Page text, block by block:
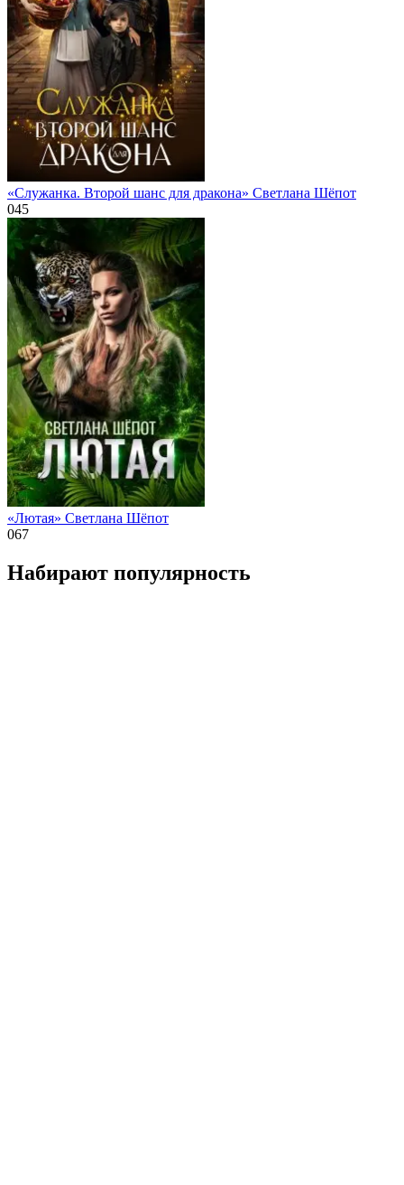
«Служанка. Второй шанс для дракона» Светлана Шёпот
045
«Лютая» Светлана Шёпот
067
Набирают популярность